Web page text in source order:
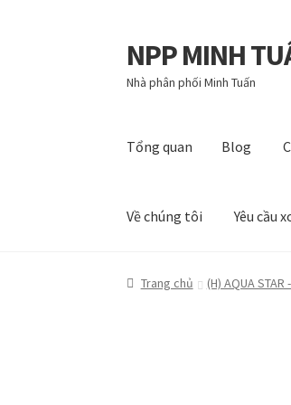
Đi
đến
Điều
Chuyển
đến
nội
NPP MINH
Nhà phân phối Minh Tuấn
Tổng quan Blog
Về chúng tôi Yêu cầu
Tổng quan Blog Cart
Trang chủ (H) AQUA STAR